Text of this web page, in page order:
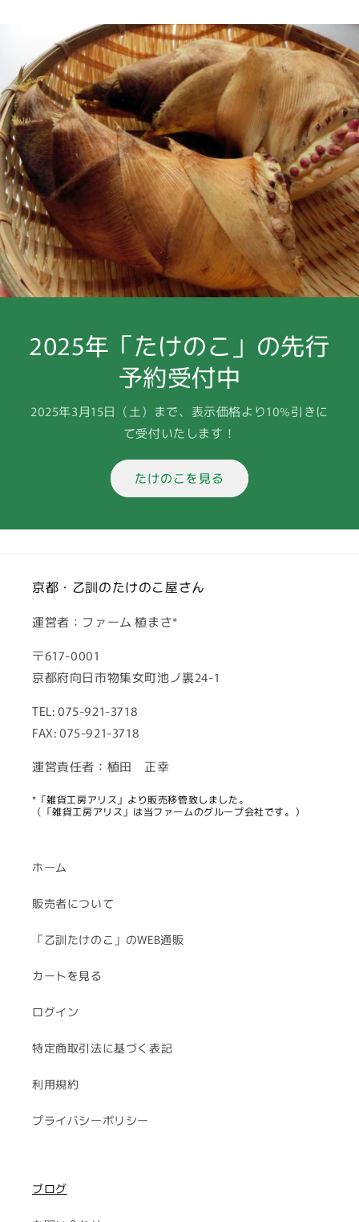
2025年「たけのこ」の先行
予約受付中
2025年3月15日（土）まで、表示価格より10%引きに
て受付いたします！
たけのこを見る
京都・乙訓のたけのこ屋さん
運営者：ファーム 植まさ*
〒617-0001
京都府向日市物集女町池ノ裏24-1
TEL: 075-921-3718
FAX: 075-921-3718
運営責任者：植田 正幸
*「雑貨工房アリス」より販売移管致しました。
（「雑貨工房アリス」は当ファームのグループ会社です。）
ホーム
販売者について
「乙訓たけのこ」のWEB通販
カートを見る
ログイン
特定商取引法に基づく表記
利用規約
プライバシーポリシー
ブログ